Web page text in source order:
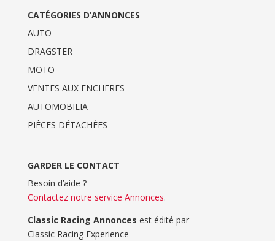
CATÉGORIES D’ANNONCES
AUTO
DRAGSTER
MOTO
VENTES AUX ENCHERES
AUTOMOBILIA
PIÈCES DÉTACHÉES
GARDER LE CONTACT
Besoin d’aide ?
Contactez notre service Annonces.
Classic Racing Annonces est édité par
Classic Racing Experience